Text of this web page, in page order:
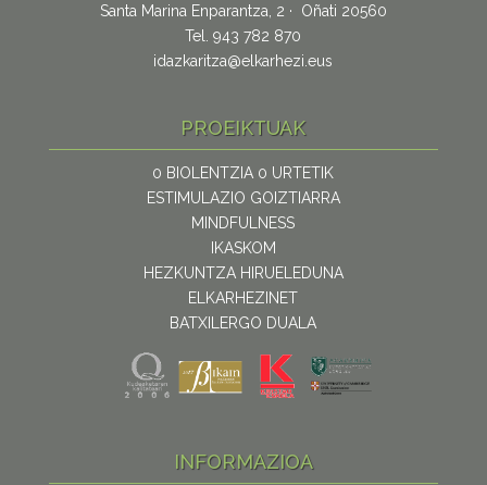
Santa Marina Enparantza, 2 · Oñati 20560
Tel. 943 782 870
idazkaritza@elkarhezi.eus
PROEIKTUAK
0 BIOLENTZIA 0 URTETIK
ESTIMULAZIO GOIZTIARRA
MINDFULNESS
IKASKOM
HEZKUNTZA HIRUELEDUNA
ELKARHEZINET
BATXILERGO DUALA
INFORMAZIOA